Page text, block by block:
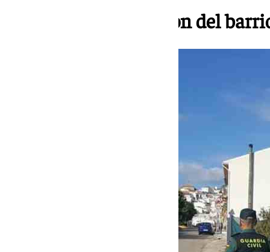
Las estrellas ahora son del